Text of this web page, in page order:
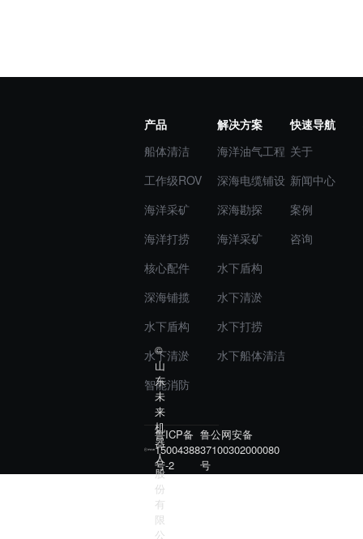
产品
船体清洁
工作级ROV
海洋采矿
海洋打捞
核心配件
深海铺揽
水下盾构
水下清淤
智能消防
解决方案
海洋油气工程
深海电缆铺设
深海勘探
海洋采矿
水下盾构
水下清淤
水下打捞
水下船体清洁
快速导航
关于
新闻中心
案例
咨询
©
山
东
未
来
机
器
人
股
份
有
限
公
鲁ICP备
15004388
号-2
鲁公网安备
37100302000080
号